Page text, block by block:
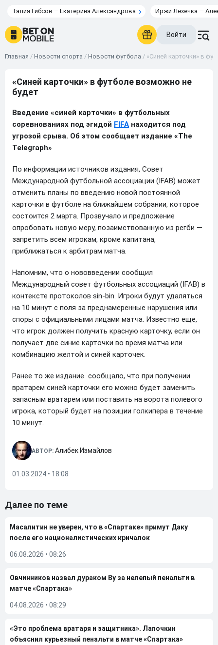
Талия Гибсон — Екатерина Александрова Иржи Лехечка —
Войти
Главная / Новости спорта / Новости футбола / «Синей карточки» в
«Синей карточки» в футболе возможно не
будет
Введение «синей карточки» в футбольных
соревнованиях под эгидой FIFA находится под
угрозой срыва. Об этом сообщает издание «The
Telegraph»
По информации источников издания, Совет
Международной футбольной ассоциации (IFAB) может
отменить планы по введению новой постоянной
карточки в футболе на ближайшем собрании, которое
состоится 2 марта. Прозвучало и предложение
опробовать новую меру, позаимствованную из регби —
запретить всем игрокам, кроме капитана,
приближаться к арбитрам матча.
Напомним, что о нововведении сообщил
Международный совет футбольных ассоциаций (IFAB) в
контексте протоколов sin-bin. Игроки будут удаляться
на 10 минут с поля за преднамеренные нарушения или
споры с официальными лицами матча. Известно еще,
что игрок должен получить красную карточку, если он
получает две синие карточки во время матча или
комбинацию желтой и синей карточек.
Ранее то же издание сообщало, что при получении
вратарем синей карточки его можно будет заменить
запасным вратарем или поставить на ворота полевого
игрока, который будет на позиции голкипера в течение
10 минут.
АВТОР: Алибек Измайлов
01.03.2024 • 18:08
Далее по теме
Масалитин не уверен, что в «Спартаке» примут Даку
после его националистических кричалок
06.08.2026 • 08:26
Овчинников назвал дураком Ву за нелепый пенальти в
матче «Спартака»
04.08.2026 • 08:29
«Это проблема вратаря и защитника». Лапочкин
объяснил курьезный пенальти в матче «Спартака»